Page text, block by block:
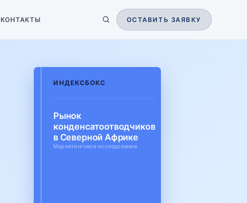
КОНТАКТЫ ОСТАВИТЬ ЗАЯВКУ
ИНДЕКСБОКС
Рынок
конденсатоотводчиков
в Северной Африке
Маркетинговое исследование